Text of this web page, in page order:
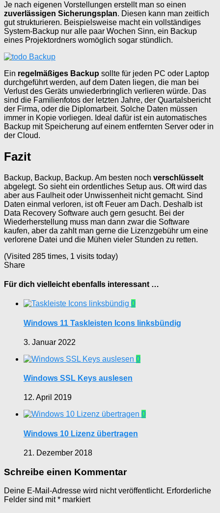
Je nach eigenen Vorstellungen erstellt man so einen
zuverlässigen Sicherungsplan. Diesen kann man zeitlich
gut strukturieren. Beispielsweise macht ein vollständiges
System-Backup nur alle paar Wochen Sinn, ein Backup
eines Projektordners womöglich sogar stündlich.
Ein regelmäßiges Backup sollte für jeden PC oder Laptop
durchgeführt werden, auf dem Daten liegen, die man bei
Verlust des Geräts unwiederbringlich verlieren würde. Das
sind die Familienfotos der letzten Jahre, der Quartalsbericht
der Firma, oder die Diplomarbeit. Solche Daten müssen
immer in Kopie vorliegen. Ideal dafür ist ein automatisches
Backup mit Speicherung auf einem entfernten Server oder in
der Cloud.
Fazit
Backup, Backup, Backup. Am besten noch verschlüsselt
abgelegt. So sieht ein ordentliches Setup aus. Oft wird das
aber aus Faulheit oder Unwissenheit nicht gemacht. Sind
Daten einmal verloren, ist oft Feuer am Dach. Deshalb ist
Data Recovery Software auch gern gesucht. Bei der
Wiederherstellung muss man dann zwar die Software
kaufen, aber da zahlt man gerne die Lizenzgebühr um eine
verlorene Datei und die Mühen vieler Stunden zu retten.
(Visited 285 times, 1 visits today)
Share
Für dich vielleicht ebenfalls interessant …
0
Windows 11 Taskleisten Icons linksbündig
3. Januar 2022
0
Windows SSL Keys auslesen
12. April 2019
0
Windows 10 Lizenz übertragen
21. Dezember 2018
Schreibe einen Kommentar
Deine E-Mail-Adresse wird nicht veröffentlicht. Erforderliche
Felder sind mit* markiert